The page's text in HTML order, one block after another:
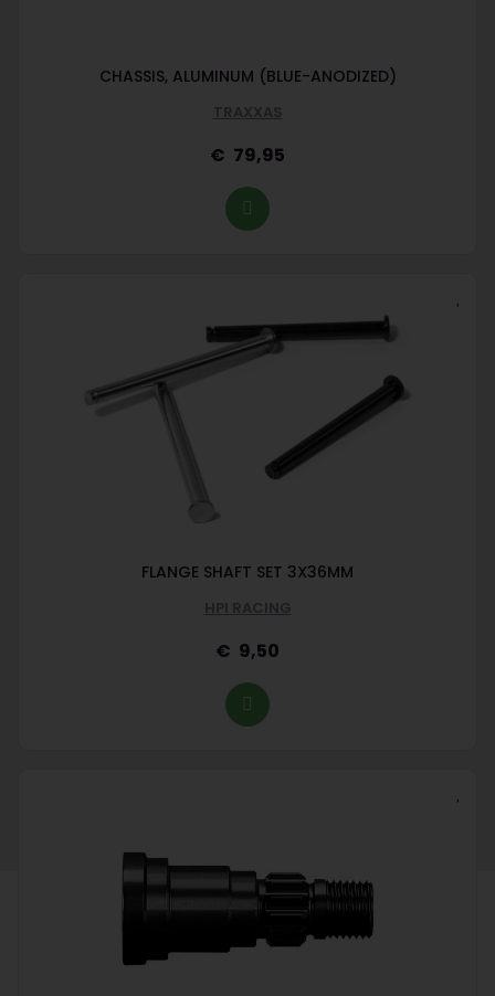
CHASSIS, ALUMINUM (BLUE-ANODIZED)
TRAXXAS
79,95
FLANGE SHAFT SET 3X36MM
HPI RACING
9,50